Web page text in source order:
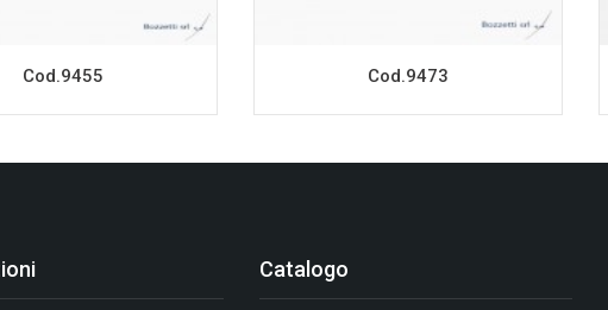
Cod.9455 Cod.9473
Catalogo